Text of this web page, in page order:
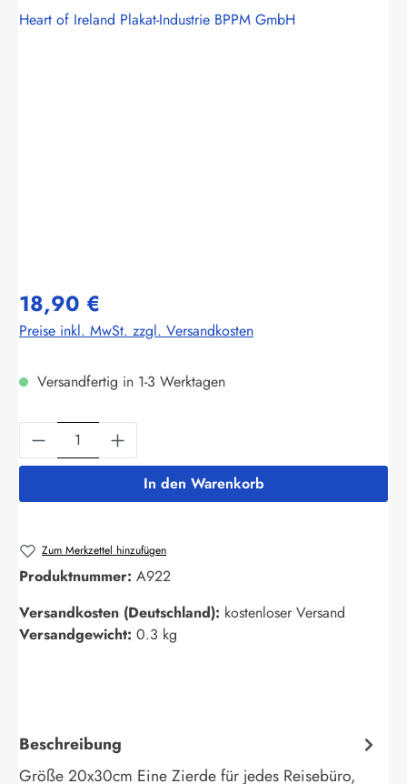
Heart of Ireland Plakat-Industrie BPPM GmbH
18,90 €
Preise inkl. MwSt. zzgl. Versandkosten
Versandfertig in 1-3 Werktagen
Produkt Anzahl: Gib den gewünschten
In den Warenkorb
Zum Merkzettel hinzufügen
Produktnummer: A922
Versandkosten (Deutschland): kostenloser Versand
Versandgewicht: 0.3 kg
Beschreibung
Größe 20x30cm Eine Zierde für jedes Reisebüro,